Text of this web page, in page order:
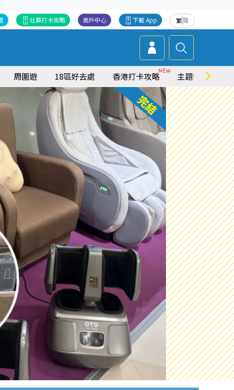
繁简
下載 App
商戶中心
社群打卡攻略
周圍遊 18區好去處 香港打卡攻略 主題特集